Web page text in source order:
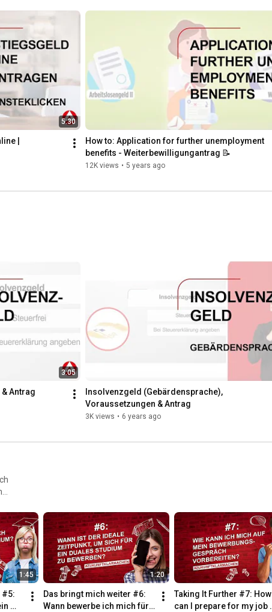
de/bundesagent...
5:30
|
How to: Application for further unemployment
benefits - Weiterbewilligungantrag 📝
12K views • 5 years ago
3:05
Antrag
Insolvenzgeld (Gebärdensprache),
Voraussetzungen & Antrag
3K views • 6 years ago
1:45
#5:
1:20
Das bringt mich weiter #6:
Wann bewerbe ich mich für
Taking It Further #7: How
can I prepare for my job